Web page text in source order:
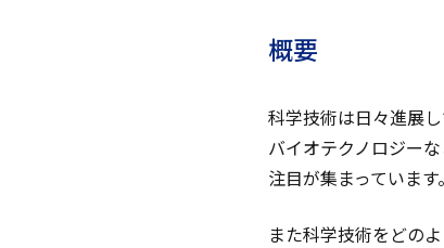
概要
科学技術は日々進展
バイオテクノロジー
注目が集まっています。
また科学技術をどの